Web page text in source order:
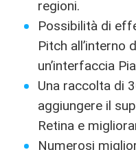
regioni.
Possibilità di
Pitch all’interno
un’interfaccia
Una raccolta di
aggiungere il
Retina e
Numerosi